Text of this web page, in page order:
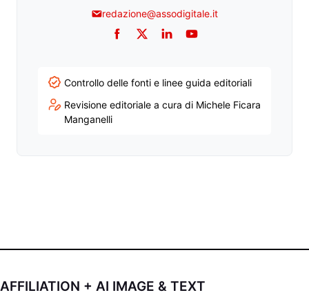
redazione@assodigitale.it
Facebook
TwitterLinkedInYouTube
Controllo delle fonti e linee guida editoriali
Revisione editoriale a cura di Michele Ficara
Manganelli
AFFILIATION + AI IMAGE & TEXT